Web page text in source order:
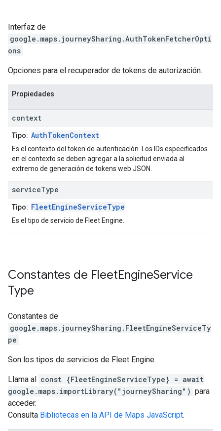
Interfaz de
google.maps.journeySharing .AuthTokenFetcherOpti
ons
Opciones para el recuperador de tokens de autorización.
Propiedades
context
Tipo: AuthTokenContext
Es el contexto del token de autenticación. Los IDs especificados
en el contexto se deben agregar a la solicitud enviada al
extremo de generación de tokens web JSON.
serviceType
Tipo: FleetEngineServiceType
Es el tipo de servicio de Fleet Engine.
Constantes de FleetEngineService
Type
Constantes de
google.maps.journeySharing . FleetEngineServiceTy
pe
Son los tipos de servicios de Fleet Engine.
Llama al const {FleetEngineServiceType} = await
google.maps.importLibrary("journeySharing") para
acceder.
Consulta Bibliotecas en la API de Maps JavaScript.